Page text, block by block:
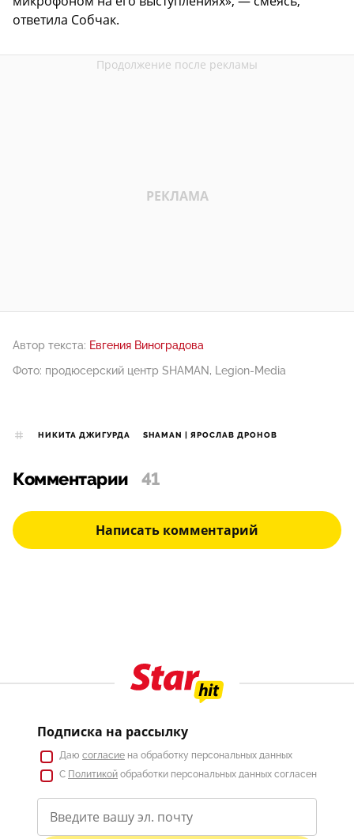
ответила Собчак.
Автор текста: Евгения Виноградова
Фото: продюсерский центр SHAMAN, Legion-Media
НИКИТА ДЖИГУРДА SHAMAN | ЯРОСЛАВ ДРОНОВ
Комментарии 41
Написать комментарий
Подписка на рассылку
Даю согласие на обработку персональных данных
С Политикой обработки персональных данных согласен